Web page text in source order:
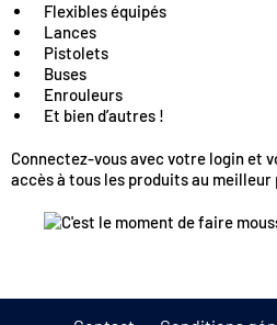
Flexibles équipés
Lances
Pistolets
Buses
Enrouleurs
Et bien d’autres !
Connectez-vous avec votre login et
accès à tous les produits au meilleur